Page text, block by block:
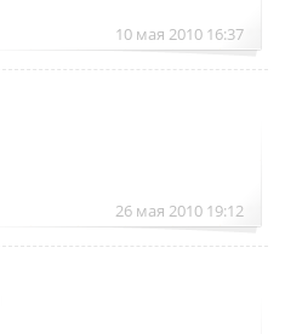
10 мая 2010 16:37
26 мая 2010 19:12